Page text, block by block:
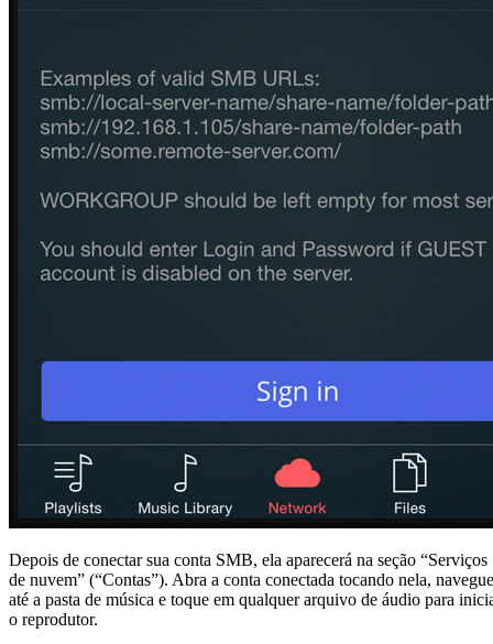
Depois de conectar sua conta SMB, ela aparecerá na seção “Serviços
de nuvem” (“Contas”). Abra a conta conectada tocando nela, navegue
até a pasta de música e toque em qualquer arquivo de áudio para
o reprodutor.